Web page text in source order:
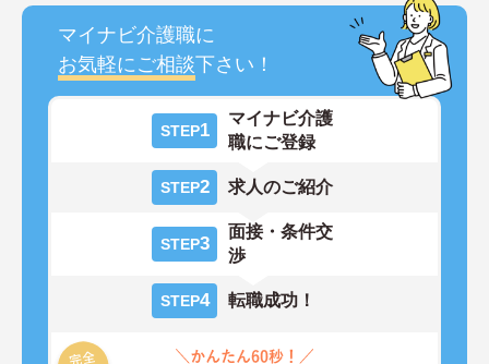
マイナビ介護職に
お気軽にご相談下さい！
STEP1
マイナビ介護
職にご登録
STEP2 求人のご紹介
STEP3
面接・条件交
渉
STEP4 転職成功！